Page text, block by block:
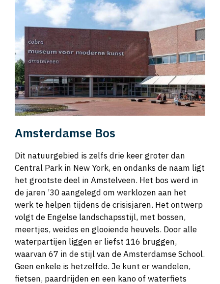
Amsterdamse Bos
Dit natuurgebied is zelfs drie keer groter dan
Central Park in New York, en ondanks de naam ligt
het grootste deel in Amstelveen. Het bos werd in
de jaren ’30 aangelegd om werklozen aan het
werk te helpen tijdens de crisisjaren. Het ontwerp
volgt de Engelse landschapsstijl, met bossen,
meertjes, weides en glooiende heuvels. Door alle
waterpartijen liggen er liefst 116 bruggen,
waarvan 67 in de stijl van de Amsterdamse School.
Geen enkele is hetzelfde. Je kunt er wandelen,
fietsen, paardrijden en een kano of waterfiets